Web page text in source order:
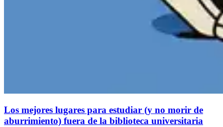
Los mejores lugares para estudiar (y no morir de
aburrimiento) fuera de la biblioteca universitaria